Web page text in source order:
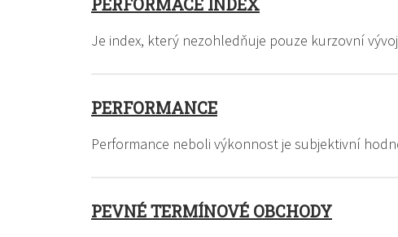
PERFORMACE INDEX
Je index, který nezohledňuje pouze kurzovní
PERFORMANCE
Performance neboli výkonnost je subjektivní
PEVNÉ TERMÍNOVÉ OBCHODY